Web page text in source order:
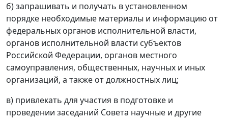
б) запрашивать и получать в установленном
порядке необходимые материалы и информацию от
федеральных органов исполнительной власти,
органов исполнительной власти субъектов
Российской Федерации, органов местного
самоуправления, общественных, научных и иных
организаций, а также от должностных лиц;
в) привлекать для участия в подготовке и
проведении заседаний Совета научные и другие